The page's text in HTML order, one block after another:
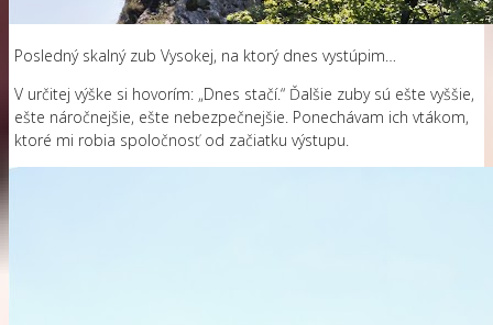
Posledný skalný zub Vysokej, na ktorý dnes vystúpim…
V určitej výške si hovorím: „Dnes stačí.“ Ďalšie zuby sú ešte vyššie,
ešte náročnejšie, ešte nebezpečnejšie. Ponechávam ich vtákom,
ktoré mi robia spoločnosť od začiatku výstupu.